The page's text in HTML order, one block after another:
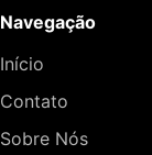
Navegação
Início
Contato
Sobre Nós